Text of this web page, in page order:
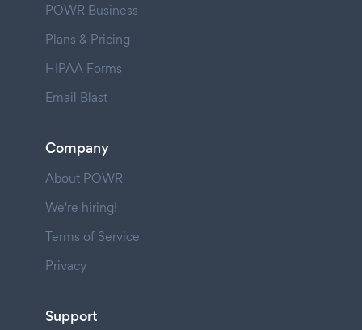
POWR Business
Plans & Pricing
HIPAA Forms
Email Blast
Company
About POWR
We're hiring!
Terms of Service
Privacy
Support